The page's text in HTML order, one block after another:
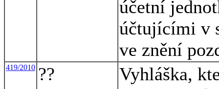
účetní
účtujícími v
ve znění
419/2010 ??
Vyhláška,